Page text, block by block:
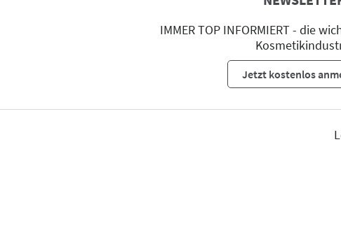
IMMER TOP INFORMIERT - die
Jetzt kostenlos